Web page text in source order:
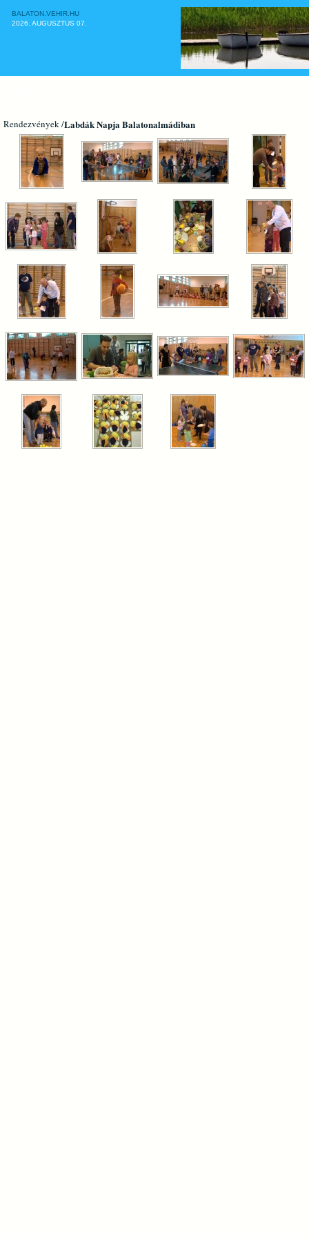
BALATON.VEHIR.HU
2026. AUGUSZTUS 07.
Rendezvények /Labdák Napja Balatonalmádiban